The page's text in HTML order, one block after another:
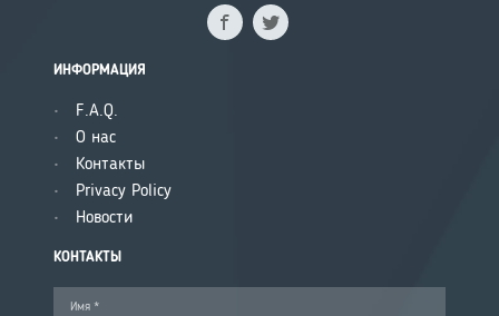
ИНФОРМАЦИЯ
F.A.Q.
О нас
Контакты
Privacy Policy
Новости
КОНТАКТЫ